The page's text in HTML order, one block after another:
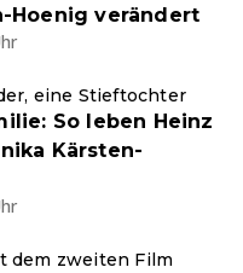
Hoenig verändert
eine Stieftochter
So leben Heinz
Kärsten-
dem zweiten Film